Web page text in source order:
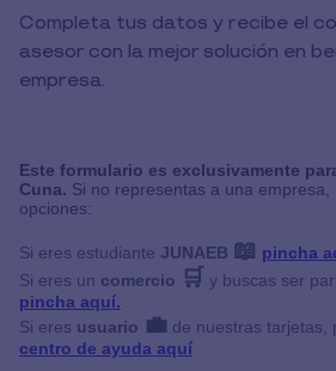
Completa tus datos y recibe el
asesor con la mejor solución en
empresa.